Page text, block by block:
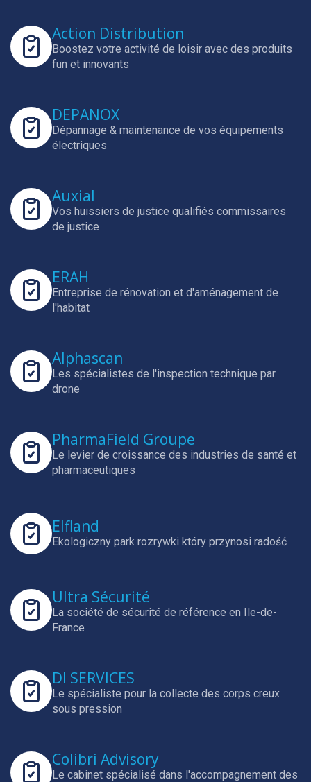
Action Distribution
Boostez votre activité de loisir avec des produits
fun et innovants
DEPANOX
Dépannage & maintenance de vos équipements
électriques
Auxial
Vos huissiers de justice qualifiés commissaires
de justice
ERAH
Entreprise de rénovation et d'aménagement de
l'habitat
Alphascan
Les spécialistes de l'inspection technique par
drone
PharmaField Groupe
Le levier de croissance des industries de santé et
pharmaceutiques
Elfland
Ekologiczny park rozrywki który przynosi radość
Ultra Sécurité
La société de sécurité de référence en Ile-de-
France
DI SERVICES
Le spécialiste pour la collecte des corps creux
sous pression
Colibri Advisory
Le cabinet spécialisé dans l'accompagnement des